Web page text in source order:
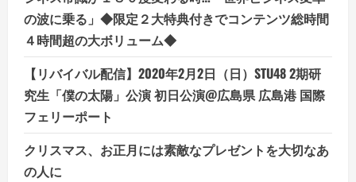
の波に乗る」◆限定２大特典付きでコンテンツ総時間
４時間超の大ボリューム◆
【リバイバル配信】2020年2月2日（日）STU48 2期研
究生「僕の太陽」公演 初日公演@広島県 広島港 国際
フェリーポート
クリスマス、お正月には素敵なプレゼントを大切なあ
の人に